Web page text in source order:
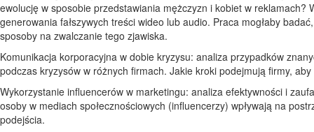
ewolucję w sposobie przedstawiania mężczyzn i kobiet w
generowania fałszywych treści wideo lub audio. Praca mogłaby
sposoby na zwalczanie tego zjawiska.
Komunikacja korporacyjna w dobie kryzysu: analiza przypadków
podczas kryzysów w różnych firmach. Jakie kroki podejmują firmy,
Wykorzystanie influencerów w marketingu: analiza efektywności i
osoby w mediach społecznościowych (influencerzy) wpływają na
podejścia.